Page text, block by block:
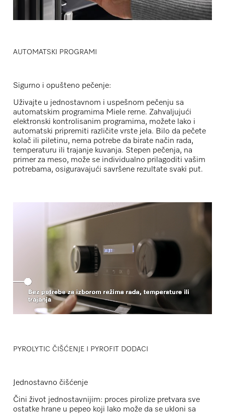
AUTOMATSKI PROGRAMI
Sigurno i opušteno pečenje:
Uživajte u jednostavnom i uspešnom pečenju sa
automatskim programima Miele rerne. Zahvaljujući
elektronski kontrolisanim programima, možete lako i
automatski pripremiti različite vrste jela. Bilo da pečete
kolač ili piletinu, nema potrebe da birate način rada,
temperaturu ili trajanje kuvanja. Stepen pečenja, na
primer za meso, može se individualno prilagoditi vašim
potrebama, osiguravajući savršene rezultate svaki put.
PYROLYTIC ČIŠĆENJE I PYROFIT DODACI
Jednostavno čišćenje
Čini život jednostavnijim: proces pirolize pretvara sve
ostatke hrane u pepeo koji lako može da se ukloni sa